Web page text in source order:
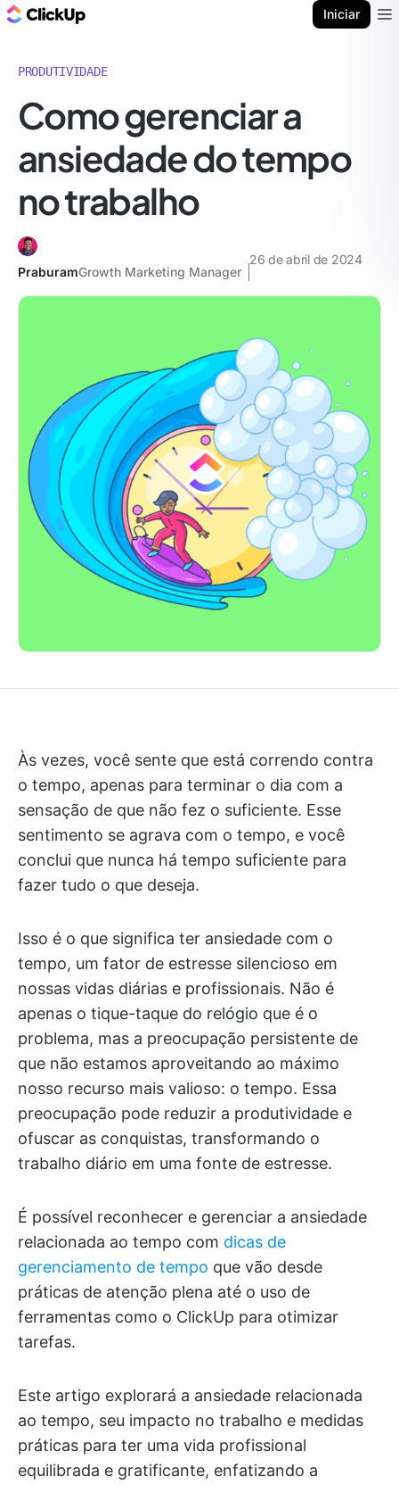
Iniciar
PRODUTIVIDADE
Como gerenciar a
ansiedade do tempo
no trabalho
PraburamGrowth Marketing Manager
26 de abril de 2024
Às vezes, você sente que está correndo contra
o tempo, apenas para terminar o dia com a
sensação de que não fez o suficiente. Esse
sentimento se agrava com o tempo, e você
conclui que nunca há tempo suficiente para
fazer tudo o que deseja.
Isso é o que significa ter ansiedade com o
tempo, um fator de estresse silencioso em
nossas vidas diárias e profissionais. Não é
apenas o tique-taque do relógio que é o
problema, mas a preocupação persistente de
que não estamos aproveitando ao máximo
nosso recurso mais valioso: o tempo. Essa
preocupação pode reduzir a produtividade e
ofuscar as conquistas, transformando o
trabalho diário em uma fonte de estresse.
É possível reconhecer e gerenciar a ansiedade
relacionada ao tempo com dicas de
gerenciamento de tempo que vão desde
práticas de atenção plena até o uso de
ferramentas como o ClickUp para otimizar
tarefas.
Este artigo explorará a ansiedade relacionada
ao tempo, seu impacto no trabalho e medidas
práticas para ter uma vida profissional
equilibrada e gratificante, enfatizando a